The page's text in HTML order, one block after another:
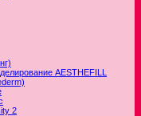
AESTHEFILL
2